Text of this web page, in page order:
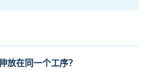
放在同一个工序？